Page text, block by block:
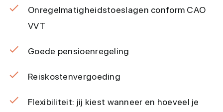
Onregelmatigheidstoeslagen conform CAO
VVT
Goede pensioenregeling
Reiskostenvergoeding
Flexibiliteit: jij kiest wanneer en hoeveel je